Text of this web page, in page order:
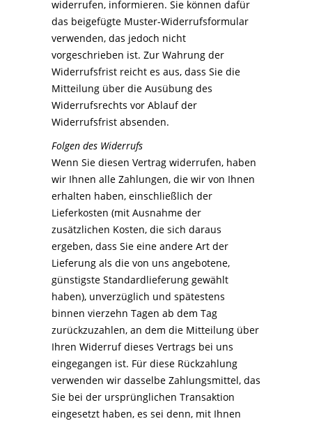
widerrufen, informieren. Sie können dafür
das beigefügte Muster-Widerrufsformular
verwenden, das jedoch nicht
vorgeschrieben ist. Zur Wahrung der
Widerrufsfrist reicht es aus, dass Sie die
Mitteilung über die Ausübung des
Widerrufsrechts vor Ablauf der
Widerrufsfrist absenden.
Folgen des Widerrufs
Wenn Sie diesen Vertrag widerrufen, haben
wir Ihnen alle Zahlungen, die wir von Ihnen
erhalten haben, einschließlich der
Lieferkosten (mit Ausnahme der
zusätzlichen Kosten, die sich daraus
ergeben, dass Sie eine andere Art der
Lieferung als die von uns angebotene,
günstigste Standardlieferung gewählt
haben), unverzüglich und spätestens
binnen vierzehn Tagen ab dem Tag
zurückzuzahlen, an dem die Mitteilung über
Ihren Widerruf dieses Vertrags bei uns
eingegangen ist. Für diese Rückzahlung
verwenden wir dasselbe Zahlungsmittel, das
Sie bei der ursprünglichen Transaktion
eingesetzt haben, es sei denn, mit Ihnen